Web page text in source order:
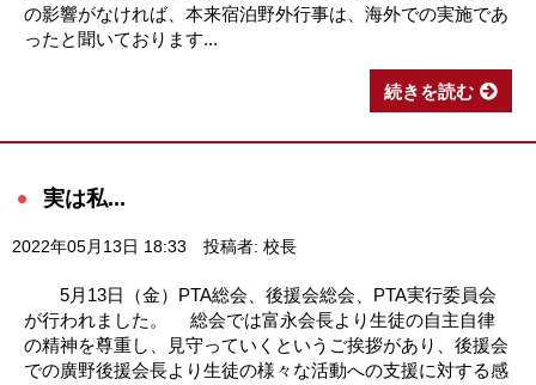
の影響がなければ、本来宿泊野外行事は、海外での実施であ
ったと聞いております...
続きを読む
実は私...
2022年05月13日 18:33 投稿者: 校長
5月13日（金）PTA総会、後援会総会、PTA実行委員会
が行われました。 総会では富永会長より生徒の自主自律
の精神を尊重し、見守っていくというご挨拶があり、後援会
での廣野後援会長より生徒の様々な活動への支援に対する感